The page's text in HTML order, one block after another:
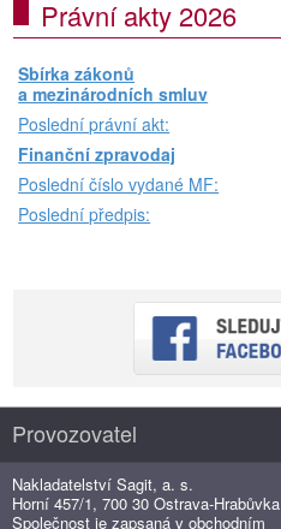
Právní akty 2026
Sbírka zákonů
a mezinárodních smluv
Poslední právní akt:
Finanční zpravodaj
Poslední číslo vydané MF:
Poslední předpis:
Provozovatel
Nakladatelství Sagit, a. s.
Horní 457/1, 700 30 Ostrava-Hrabůvka
Společnost je zapsaná v obchodním